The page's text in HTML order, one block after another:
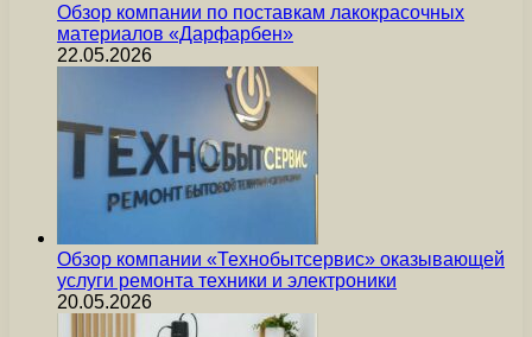
Обзор компании по поставкам лакокрасочных
материалов «Дарфарбен»
22.05.2026
Обзор компании «Технобытсервис» оказывающей
услуги ремонта техники и электроники
20.05.2026